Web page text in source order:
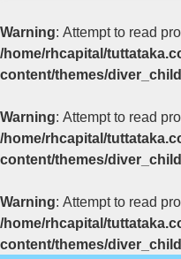
Warning: Attempt to read
/home/rhcapital/
content/themes/
Warning: Attempt to read
/home/rhcapital/
content/themes/
Warning: Attempt to read
/home/rhcapital/
content/themes/